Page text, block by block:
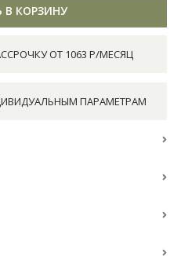
В КОРЗИНУ
ОТ 1063 Р/МЕСЯЦ
ПАРАМЕТРАМ